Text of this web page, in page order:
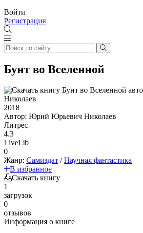
Войти
Регистрация
Бунт во Вселенной
2018
Автор: Юрий Юрьевич Николаев
Литрес
4.3
LiveLib
0
Жанр: Самиздат /Научная фантастика
В избранное
Скачать книгу
1
загрузок
0
отзывов
Информация о книге